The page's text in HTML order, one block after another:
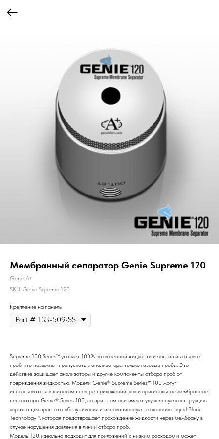
Мембранный сепаратор Genie Supreme 120
Genie A+
SKU: Genie Supreme 120
Крепление на панель
Supreme 100 Series™ удаляет 100% захваченной жидкости и частиц из газовых
проб, что позволяет пропускать в анализаторы только газовые пробы. Это
действие защищает анализаторы и другие компоненты отбора проб от
повреждения жидкостью. Модели Genie® Supreme Series™ 100 могут
использоваться в широком спектре приложений, как и оригинальные мембранные
сепараторы Genie® Series 100, но при этом они имеют улучшенную конструкцию
корпуса для простоты обслуживания и инновационную технологию Liquid Block
Technology™, которая предотвращает прохождение жидкости через мембрану в
случае нарушения давления в линии отбора проб.
Модель 120 идеально подходит для приложений с низким расходом и может